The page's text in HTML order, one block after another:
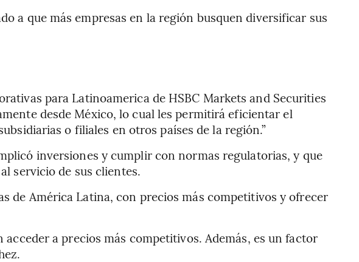
a que más empresas en la región busquen diversificar sus
para Latinoamerica de HSBC Markets and Securities
desde México, lo cual les permitirá eficientar el
o filiales en otros países de la región.”
inversiones y cumplir con normas regulatorias, y que
servicio de sus clientes.
de América Latina, con precios más competitivos y ofrecer
a precios más competitivos. Además, es un factor